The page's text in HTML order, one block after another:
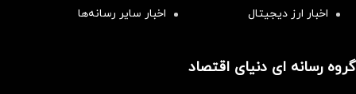
اخبار ارز دیجیتال
اخبار سایر رسانه‌‌ها
گروه رسانه ای دنیای اقتصاد